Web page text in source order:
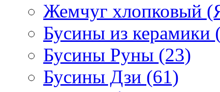
Жемчуг хлопковый
Бусины из керамики
Бусины Руны (23)
Бусины Дзи (61)